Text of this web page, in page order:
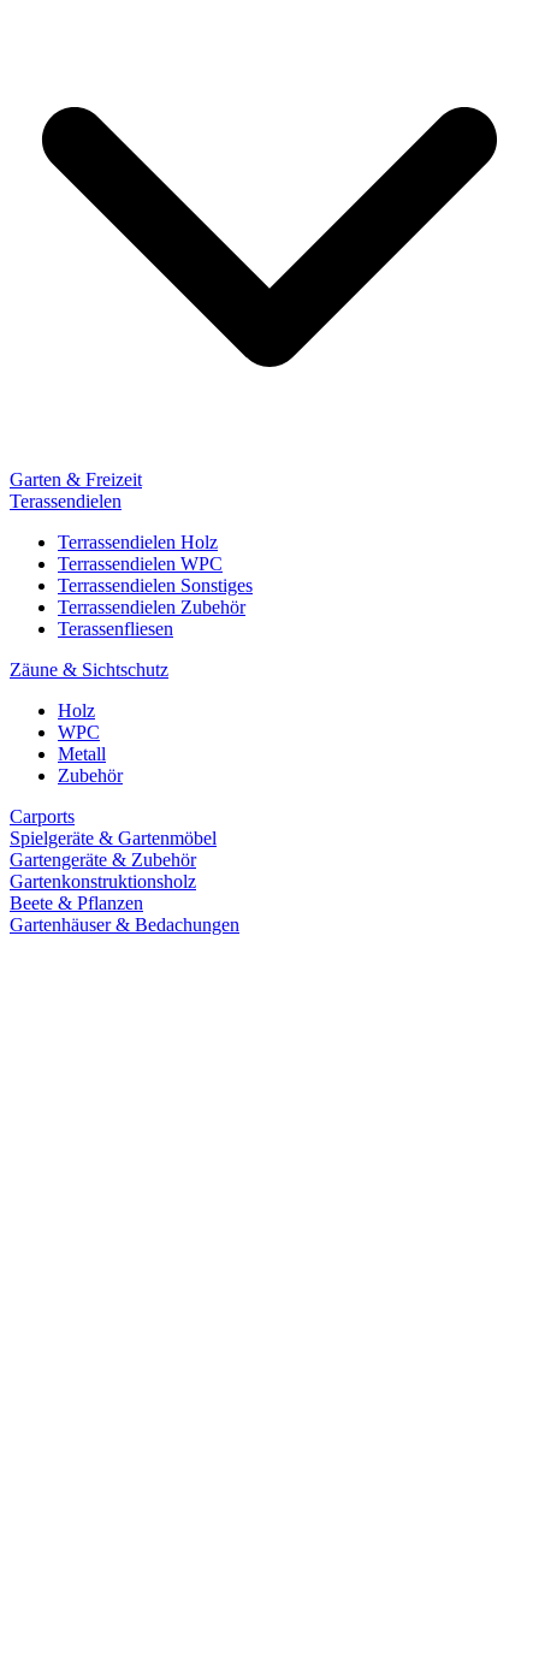
Garten & Freizeit
Terassendielen
Terrassendielen Holz
Terrassendielen WPC
Terrassendielen Sonstiges
Terrassendielen Zubehör
Terassenfliesen
Zäune & Sichtschutz
Holz
WPC
Metall
Zubehör
Carports
Spielgeräte & Gartenmöbel
Gartengeräte & Zubehör
Gartenkonstruktionsholz
Beete & Pflanzen
Gartenhäuser & Bedachungen